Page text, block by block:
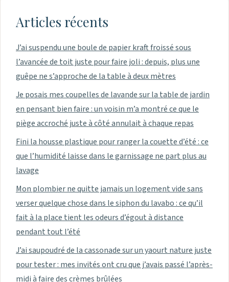
Articles récents
J’ai suspendu une boule de papier kraft froissé sous
l’avancée de toit juste pour faire joli : depuis, plus une
guêpe ne s’approche de la table à deux mètres
Je posais mes coupelles de lavande sur la table de jardin
en pensant bien faire : un voisin m’a montré ce que le
piège accroché juste à côté annulait à chaque repas
Fini la housse plastique pour ranger la couette d’été : ce
que l’humidité laisse dans le garnissage ne part plus au
lavage
Mon plombier ne quitte jamais un logement vide sans
verser quelque chose dans le siphon du lavabo : ce qu’il
fait à la place tient les odeurs d’égout à distance
pendant tout l’été
J’ai saupoudré de la cassonade sur un yaourt nature juste
pour tester : mes invités ont cru que j’avais passé l’après-
midi à faire des crèmes brûlées